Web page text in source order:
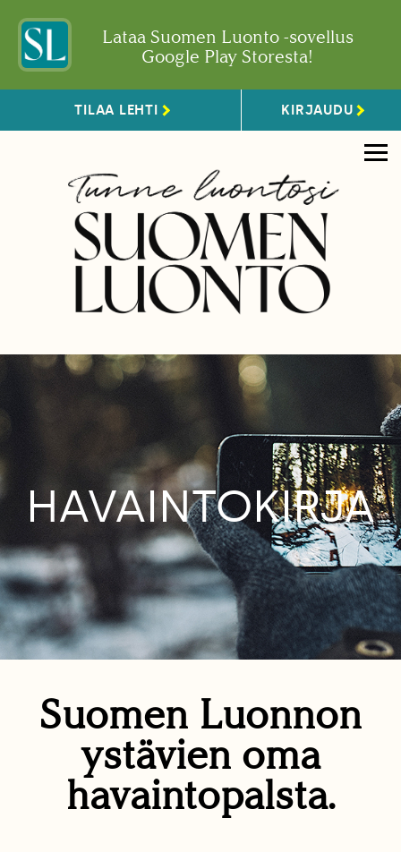
Lataa Suomen Luonto -sovellus
Google Play Storesta!
TILAA LEHTI KIRJAUDU
HAVAINTOKIRJA
Suomen Luonnon
ystävien oma
havaintopalsta.